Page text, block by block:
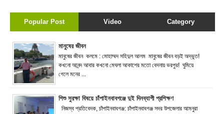
Popular Post Video Category
মানুষের জীবন
মানুষের জীবন কলমে : মোহাম্মদ সহিদুল আলম মানুষের জীবন বড়ই অদ্ভুত!
কখনো আনন্দ আবার কখনো মেঘলা আকাশের মতো বেদনায় ভরপুর! ঘুমিয়ে
গেলে মনের ...
শিশু সুরক্ষা বিষয়ে চাঁপাইনবাবগঞ্জে দুই দিনব্যাপী প্রশিক্ষণ
নিজস্ব প্রতিবেদক, চাঁপাইনবাবগঞ্জ: চাঁপাইনবাবগঞ্জ সদর উপজেলার আমনুরা